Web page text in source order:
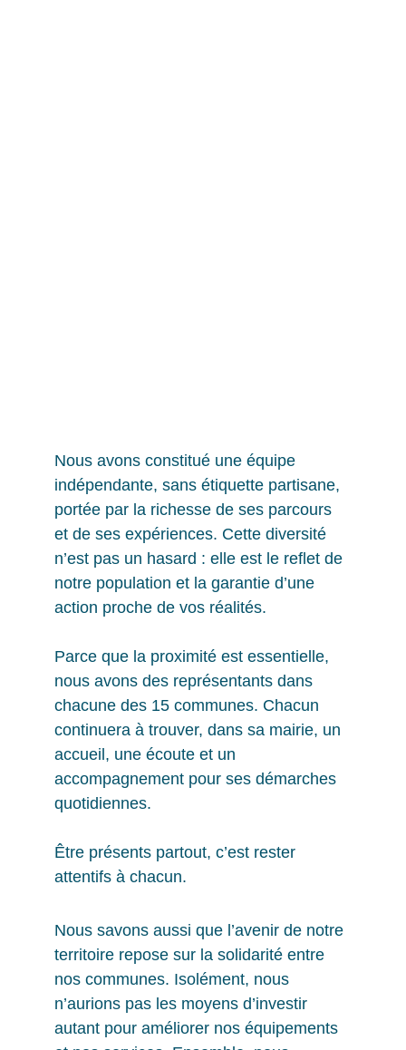
Nous avons constitué une équipe
indépendante, sans étiquette partisane,
portée par la richesse de ses parcours
et de ses expériences. Cette diversité
n’est pas un hasard : elle est le reflet de
notre population et la garantie d’une
action proche de vos réalités.
Parce que la proximité est essentielle,
nous avons des représentants dans
chacune des 15 communes. Chacun
continuera à trouver, dans sa mairie, un
accueil, une écoute et un
accompagnement pour ses démarches
quotidiennes.
Être présents partout, c’est rester
attentifs à chacun.
Nous savons aussi que l’avenir de notre
territoire repose sur la solidarité entre
nos communes. Isolément, nous
n’aurions pas les moyens d’investir
autant pour améliorer nos équipements